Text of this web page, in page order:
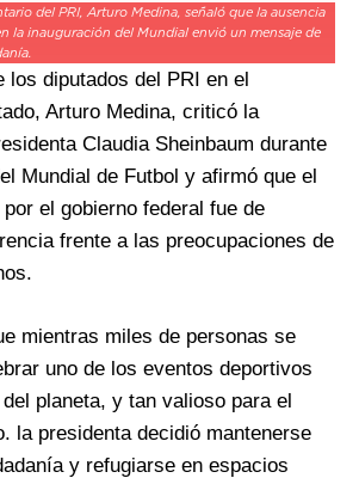
del PRI, Arturo Medina, señaló que la ausencia
la inauguración del Mundial envió un mensaje de
los diputados del PRI en el
Arturo Medina, criticó la
Claudia Sheinbaum durante
Mundial de Futbol y afirmó que el
el gobierno federal fue de
frente a las preocupaciones de
mientras miles de personas se
uno de los eventos deportivos
planeta, y tan valioso para el
la presidenta decidió mantenerse
y refugiarse en espacios